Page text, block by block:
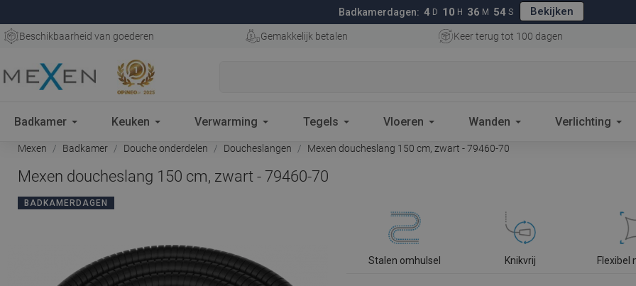
Badkamerdagen: 4 D 10 H 36 M 53 S Bekijken
Beschikbaarheid van goederen Gemakkelijk betalen Keer terug tot 100 dagen
Badkamer Keuken Verwarming Tegels Vloeren Wanden Verlichting
Mexen Badkamer Douche onderdelen Doucheslangen Mexen doucheslang 150 cm, zwart - 79460-70
Mexen doucheslang 150 cm, zwart - 79460-70
BADKAMERDAGEN
Stalen omhulsel Knikvrij Flexibel